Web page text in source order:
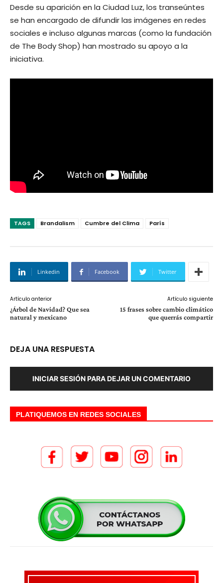
Desde su aparición en la Ciudad Luz, los transeúntes
se han encargado de difundir las imágenes en redes
sociales e incluso algunas marcas (como la fundación
de The Body Shop) han mostrado su apoyo a la
iniciativa.
TAGS Brandalism Cumbre del Clima París
Linkedin Facebook Twitter
Artículo anterior
¿Árbol de Navidad? Que sea
natural y mexicano
Artículo siguiente
15 frases sobre cambio climático
que querrás compartir
DEJA UNA RESPUESTA
INICIAR SESIÓN PARA DEJAR UN COMENTARIO
PLATIQUEMOS EN REDES SOCIALES